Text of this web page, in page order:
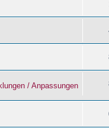
/ Anpassungen